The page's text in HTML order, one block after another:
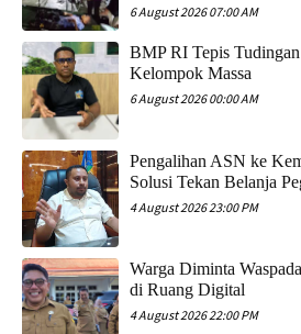
6 August 2026 07:00 AM
​BMP RI Tepis
Kelompok Massa
6 August 2026 00:00 AM
Pengalihan ASN ke
Solusi Tekan Belanja
4 August 2026 23:00 PM
Warga Diminta
di Ruang Digital
4 August 2026 22:00 PM